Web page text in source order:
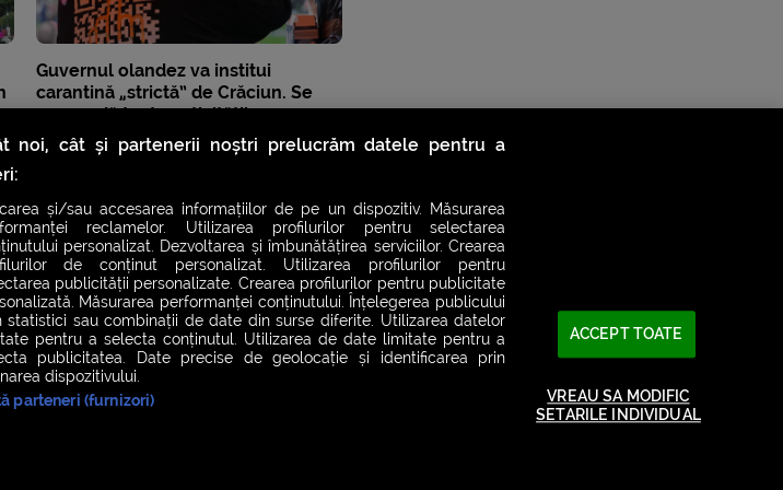
Guvernul olandez va institui
carantină „strictă” de Crăciun. Se
suspendă toate activitățile, cu
excepția magazinelor esențiale
LIVE FEVER CONCERT
noi, cât și partenerii noștri prelucrăm datele pentru a
și/sau accesarea informațiilor de pe un dispozitiv. Măsurarea
reclamelor. Utilizarea profilurilor pentru selectarea
personalizat. Dezvoltarea și îmbunătățirea serviciilor. Crearea
de conținut personalizat. Utilizarea profilurilor pentru
publicității personalizate. Crearea profilurilor pentru publicitate
Măsurarea performanței conținutului. Înțelegerea publicului
statistici sau combinații de date din surse diferite. Utilizarea datelor
pentru a selecta conținutul. Utilizarea de date limitate pentru a
publicitatea. Date precise de geolocație și identificarea prin
dispozitivului.
parteneri (furnizori)
ACCEPT TOATE
VREAU SA MODIFIC
SETARILE INDIVIDUAL